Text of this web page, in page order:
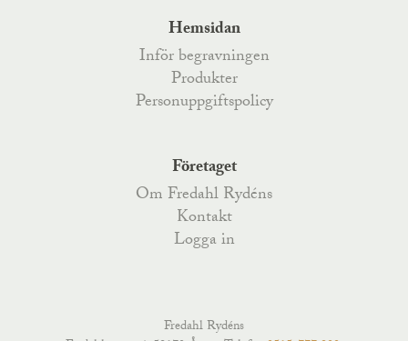
Hemsidan
Inför begravningen
Produkter
Personuppgiftspolicy
Företaget
Om Fredahl Rydéns
Kontakt
Logga in
Fredahl Rydéns